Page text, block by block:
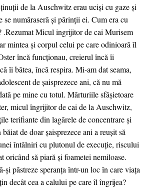
de la Auschwitz erau uciși cu gaze și
se număraseră și părinții ei. Cum era cu
.Rezumat Micul ingrijitor de cai Murisem
mintea și corpul celui pe care odinioară îl
încă funcționau, creierul încă îi
îi bătea, încă respira. Mi-am dat seama,
de șaisprezece ani, că nu mă
pe mine cu totul. Mărturiile sfâșietoare
micul îngrijitor de cai de la Auschwitz,
terifiante din lagărele de concentrare și
de doar șaisprezece ani a reușit să
întâlniri cu plutonul de execuție, riscului
oricând să piară și foametei nemiloase.
și păstreze speranța într-un loc în care viața
decât cea a calului pe care îl îngrijea?